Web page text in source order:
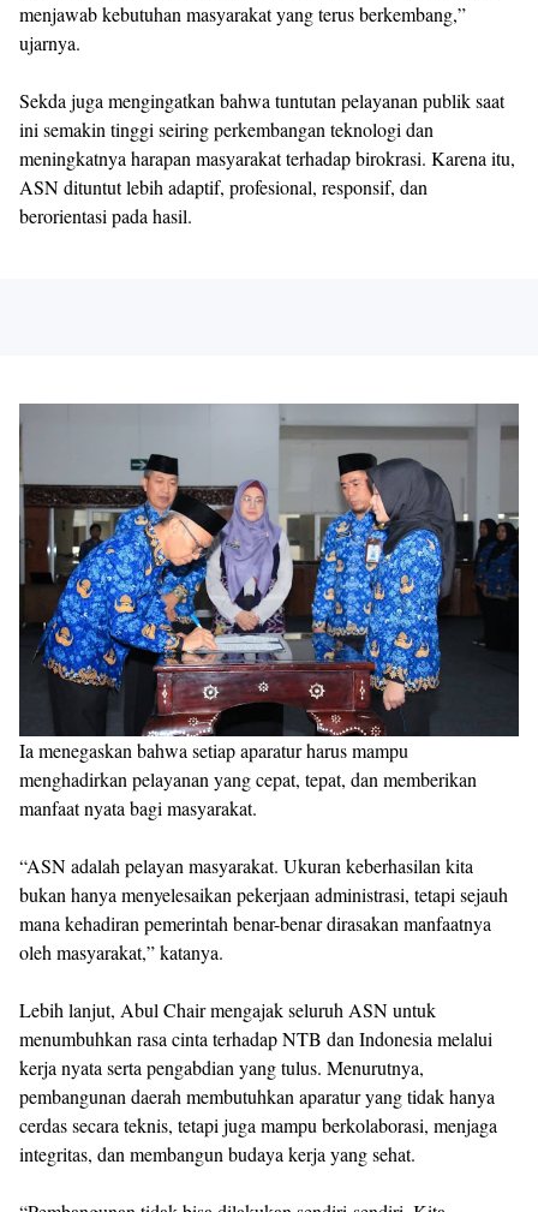
menjawab kebutuhan masyarakat yang terus berkembang,”
ujarnya.
Sekda juga mengingatkan bahwa tuntutan pelayanan publik saat
ini semakin tinggi seiring perkembangan teknologi dan
meningkatnya harapan masyarakat terhadap birokrasi. Karena itu,
ASN dituntut lebih adaptif, profesional, responsif, dan
berorientasi pada hasil.
Ia menegaskan bahwa setiap aparatur harus mampu
menghadirkan pelayanan yang cepat, tepat, dan memberikan
manfaat nyata bagi masyarakat.
“ASN adalah pelayan masyarakat. Ukuran keberhasilan kita
bukan hanya menyelesaikan pekerjaan administrasi, tetapi sejauh
mana kehadiran pemerintah benar-benar dirasakan manfaatnya
oleh masyarakat,” katanya.
Lebih lanjut, Abul Chair mengajak seluruh ASN untuk
menumbuhkan rasa cinta terhadap NTB dan Indonesia melalui
kerja nyata serta pengabdian yang tulus. Menurutnya,
pembangunan daerah membutuhkan aparatur yang tidak hanya
cerdas secara teknis, tetapi juga mampu berkolaborasi, menjaga
integritas, dan membangun budaya kerja yang sehat.